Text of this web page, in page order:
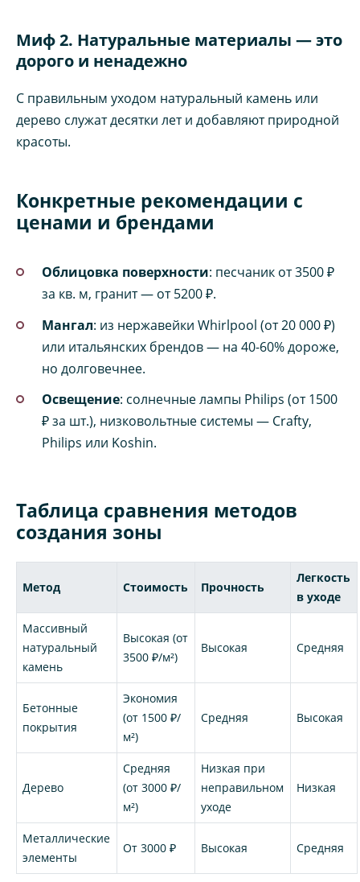
Миф 2. Натуральные материалы — это
дорого и ненадежно
С правильным уходом натуральный камень или
дерево служат десятки лет и добавляют природной
красоты.
Конкретные рекомендации с
ценами и брендами
Облицовка поверхности: песчаник от 3500 ₽
за кв. м, гранит — от 5200 ₽.
Мангал: из нержавейки Whirlpool (от 20 000 ₽)
или итальянских брендов — на 40-60% дороже,
но долговечнее.
Освещение: солнечные лампы Philips (от 1500
₽ за шт.), низковольтные системы — Crafty,
Philips или Koshin.
Таблица сравнения методов
создания зоны
Метод Стоимость Прочность
Легкость
в уходе
Массивный
натуральный
камень
Высокая (от
3500 ₽/м²)
Высокая Средняя
Бетонные
покрытия
Экономия
(от 1500 ₽/
м²)
Средняя Высокая
Дерево
Средняя
(от 3000 ₽/
м²)
Низкая при
неправильном
уходе
Низкая
Металлические
элементы
От 3000 ₽ Высокая Средняя